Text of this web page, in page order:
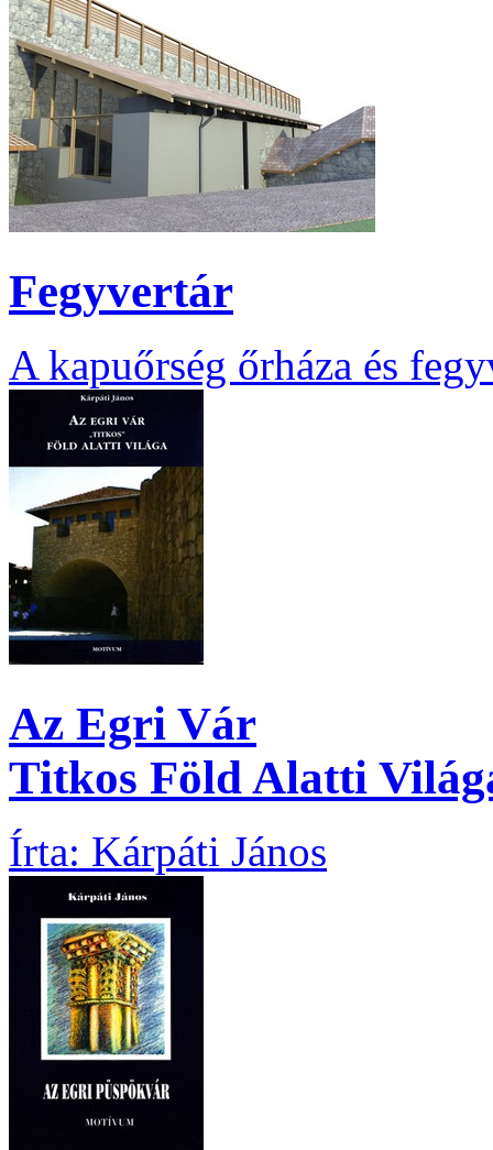
Fegyvertár
A kapuőrség őrháza és
Az Egri Vár
Titkos Föld Alatti
Írta: Kárpáti János